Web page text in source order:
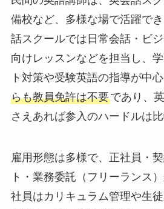
備校など、多様な場で活躍で
話スクールでは日常会話・ビ
向けレッスンなどを担当し、
ト対策や受験英語の指導が中心
らも教員免許は不要であり、
さえあれば参入のハードルは比
雇用形態は多様で、正社員・
ト・業務委託（フリーランス
社員はカリキュラム管理や生